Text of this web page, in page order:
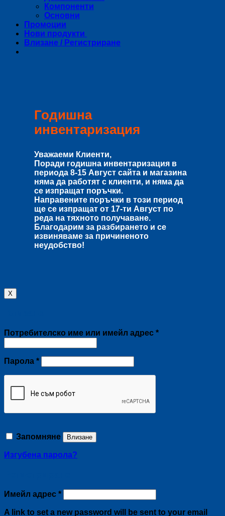
Компоненти
Основни
Промоции
Нови продукти
Влизане / Регистриране
Годишна
инвентаризация
Уважаеми Клиенти,
Поради годишна инвентаризация в
периода 8-15 Август сайта и магазина
няма да работят с клиенти, и няма да
се изпращат поръчки.
Направените поръчки в този период
ще се изпращат от 17-ти Август по
реда на тяхното получаване.
Благодарим за разбирането и се
извиняваме за причиненото
неудобство!
X
Потребителско име или имейл адрес *Задължително
Парола *Задължително
Запомняне Влизане
Изгубена парола?
Имейл адрес *Задължително
A link to set a new password will be sent to your email